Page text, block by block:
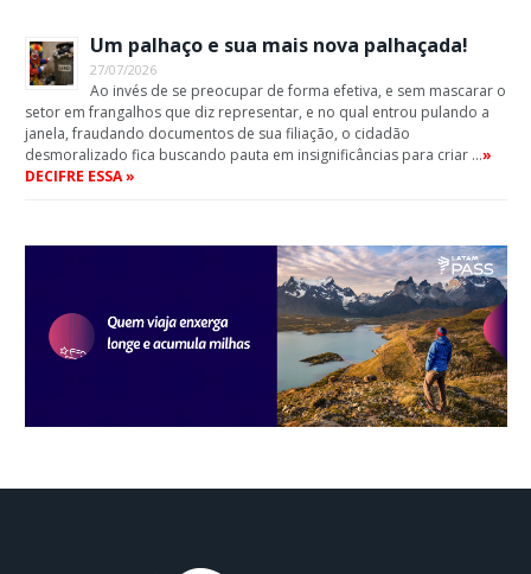
Um palhaço e sua mais nova palhaçada!
27/07/2026
Ao invés de se preocupar de forma efetiva, e sem mascarar o
setor em frangalhos que diz representar, e no qual entrou pulando a
janela, fraudando documentos de sua filiação, o cidadão
desmoralizado fica buscando pauta em insignificâncias para criar …»
DECIFRE ESSA »